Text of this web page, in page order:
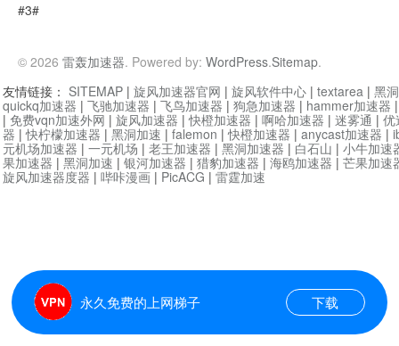
#3#
© 2026 雷轰加速器. Powered by: WordPress.Sitemap.
永久免费的上网梯子 下载
友情链接： SITEMAP | 旋风加速器官网 | 旋风软件中心 | textarea | 黑
quickq加速器 | 飞驰加速器 | 飞鸟加速器 | 狗急加速器 | hammer加速器
| 免费vqn加速外网 | 旋风加速器 |快橙加速器 | 啊哈加速器 | 迷雾通 | 优
器 |快柠檬加速器 | 黑洞加速 | falemon |快橙加速器 | anycast加速器 |
元机场加速器 | 一元机场 | 老王加速器 | 黑洞加速器 | 白石山 | 小牛加速
果加速器 | 黑洞加速 | 银河加速器 | 猎豹加速器 | 海鸥加速器 | 芒果加速
旋风加速器度器 | 哔咔漫画 | PicACG | 雷霆加速